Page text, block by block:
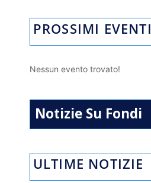
PROSSIMI EVENTI
Nessun evento trovato!
Notizie Su Fondi
ULTIME NOTIZIE